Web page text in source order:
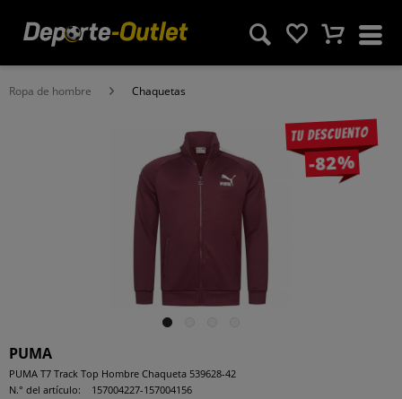
Ropa de hombre Chaquetas
Tu descuento
-82%
PUMA
PUMA T7 Track Top Hombre Chaqueta 539628-42
N.° del artículo:
157004227-157004156